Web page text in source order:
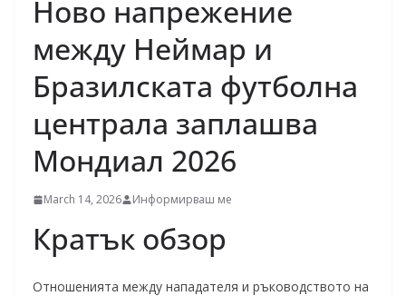
Ново напрежение
между Неймар и
Бразилската футболна
централа заплашва
Мондиал 2026
March 14, 2026 Информирваш ме
Кратък обзор
Отношенията между нападателя и ръководството на